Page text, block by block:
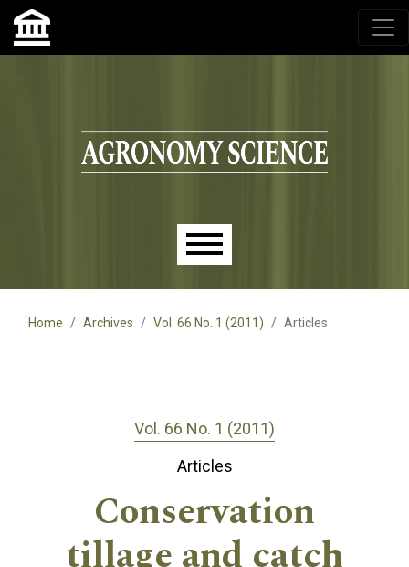
Agronomy Science, przyrodniczy lublin, czasopisma up,
czasopisma uniwersytet przyrodniczy lublin
Skip to main navigation menu
Skip to main content
Skip to site footer
Main menu
Home Archives Vol. 66 No. 1 (2011) Articles
Vol. 66 No. 1 (2011)
Articles
Conservation